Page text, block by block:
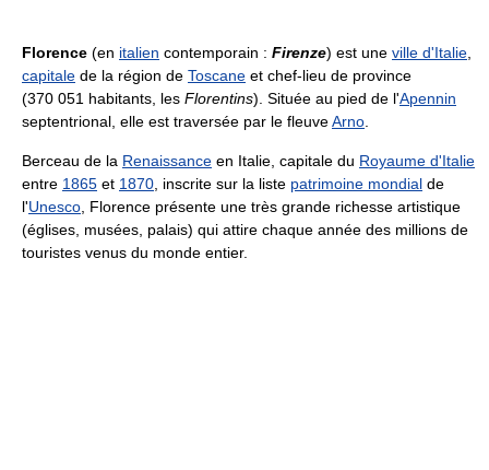
Florence (en italien contemporain : Firenze) est une ville d'Italie
capitale de la région de Toscane et chef-lieu de province
(370 051 habitants , les Florentins). Située au pied de l'Apennin
septentrional, elle est traversée par le fleuveArno
Berceau de la Renaissance en Italie, capitale du Royaume d'Italie
entre 1865 et 1870 , inscrite sur la liste patrimoine mondial de
l'Unesco , Florence présente une très grande richesse artistique
(églises, musées, palais) qui attire chaque année des millions de
touristes venus du monde entier.